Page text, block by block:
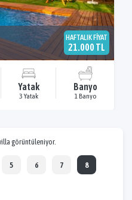
HAFTALIK FİYAT
21.000 TL
Yatak
3 Yatak
Banyo
1 Banyo
görüntüleniyor.
5 6 7 8